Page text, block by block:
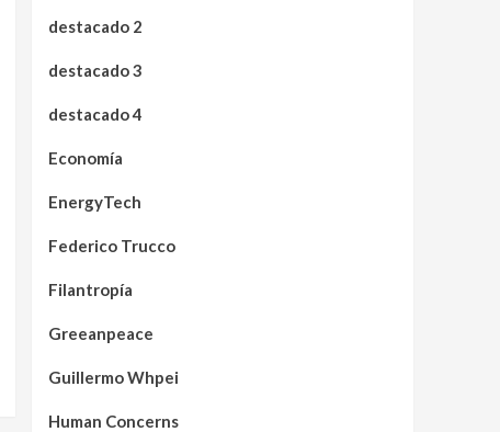
destacado 2
destacado 3
destacado 4
Economía
EnergyTech
Federico Trucco
Filantropía
Greeanpeace
Guillermo Whpei
Human Concerns